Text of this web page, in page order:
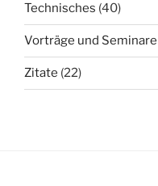
Technisches (40)
Vorträge und Seminare
Zitate (22)